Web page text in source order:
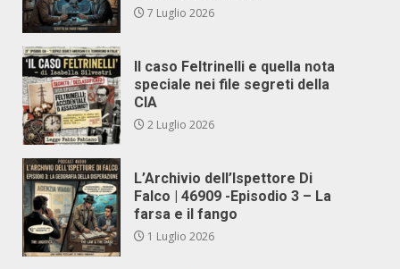
7 Luglio 2026
Il caso Feltrinelli e quella nota
speciale nei file segreti della
CIA
2 Luglio 2026
L’Archivio dell’Ispettore Di
Falco | 46909 -Episodio 3 – La
farsa e il fango
1 Luglio 2026